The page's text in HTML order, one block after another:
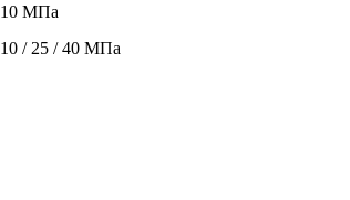
10 МПа
10 / 25 / 40 МПа